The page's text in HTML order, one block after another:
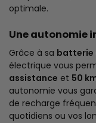
optimale.
Une autonomie
Grâce à sa batterie
électrique vous
assistance et 50
autonomie vous
de recharge
quotidiens ou vos